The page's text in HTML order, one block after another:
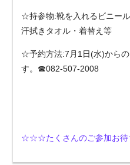
☆持参物:靴を入れるビニー
汗拭きタオル・着替え等
☆予約方法:7月1日(水)から
す。☎082-507-2008
☆☆☆たくさんのご参加お